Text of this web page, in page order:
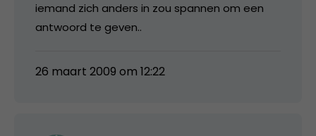
iemand zich anders in zou spannen om een
antwoord te geven..
26 maart 2009 om 12:22